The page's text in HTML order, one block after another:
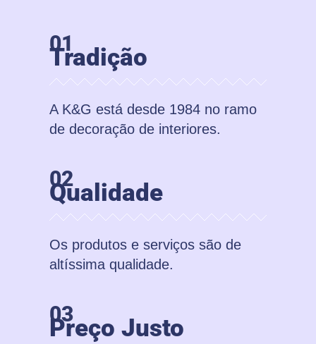
01
Tradição
A K&G está desde 1984 no ramo
de decoração de interiores.
02
Qualidade
Os produtos e serviços são de
altíssima qualidade.
03
Preço Justo